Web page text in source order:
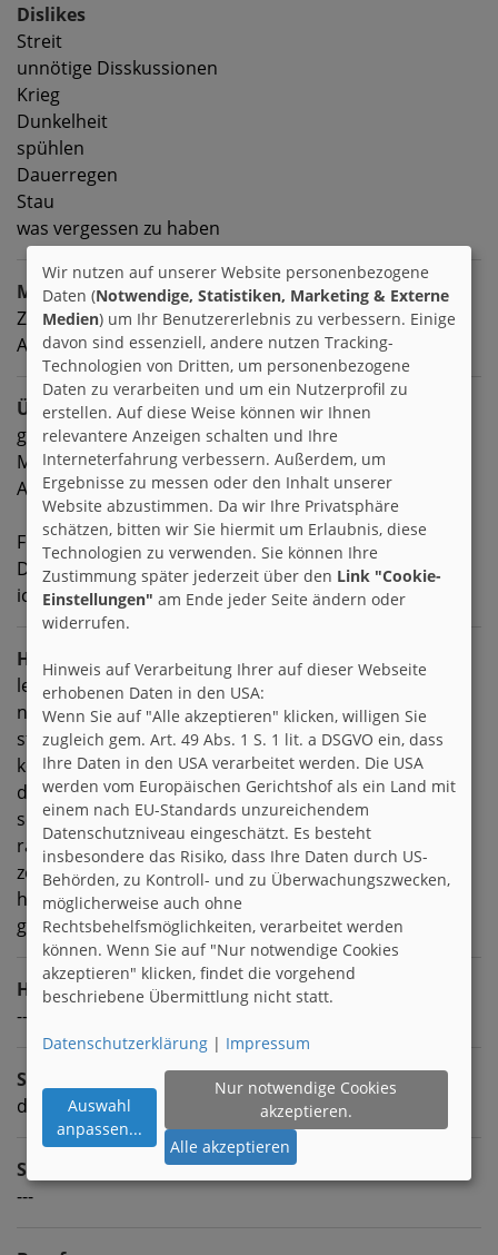
Dislikes
Streit
unnötige Disskussionen
Krieg
Dunkelheit
spühlen
Dauerregen
Stau
was vergessen zu haben
Meine Ziele
Ziele habe ich ne Menge
Aber alle mag ich hier nicht verraten!
Über mich
gibt es bestimmt viel zu erfahren! Und auch ne Menge
Menschen die meinen sie wissen viel über mich!
Aber ob das alles so richtig ist ???
Finde es doch selbst herraus wie ich bin!
Doch eins verrate ich DIr jetzt schon, Langeweilig bin
ich nicht!!! :-P
Hobbies
lesen
nähen
stricken
kochen
dekorieren
schreiben
rad fahren
zeichnen
häkeln
geocaching
Homepage
---
Sprachen
deutsch
Sternzeichen
---
Wir nutzen auf unserer Website personenbezogene
Daten (Notwendige, Statistiken, Marketing & Externe
Medien) um Ihr Benutzererlebnis zu verbessern. Einige
davon sind essenziell, andere nutzen Tracking-
Technologien von Dritten, um personenbezogene
Daten zu verarbeiten und um ein Nutzerprofil zu
erstellen. Auf diese Weise können wir Ihnen
relevantere Anzeigen schalten und Ihre
Interneterfahrung verbessern. Außerdem, um
Ergebnisse zu messen oder den Inhalt unserer
Website abzustimmen. Da wir Ihre Privatsphäre
schätzen, bitten wir Sie hiermit um Erlaubnis, diese
Technologien zu verwenden. Sie können Ihre
Zustimmung später jederzeit über den Link "Cookie-
Einstellungen" am Ende jeder Seite ändern oder
widerrufen.
Hinweis auf Verarbeitung Ihrer auf dieser Webseite
erhobenen Daten in den USA:
Wenn Sie auf "Alle akzeptieren" klicken, willigen Sie
zugleich gem. Art. 49 Abs. 1 S. 1 lit. a DSGVO ein, dass
Ihre Daten in den USA verarbeitet werden. Die USA
werden vom Europäischen Gerichtshof als ein Land mit
einem nach EU-Standards unzureichendem
Datenschutzniveau eingeschätzt. Es besteht
insbesondere das Risiko, dass Ihre Daten durch US-
Behörden, zu Kontroll- und zu Überwachungszwecken,
möglicherweise auch ohne
Rechtsbehelfsmöglichkeiten, verarbeitet werden
können. Wenn Sie auf "Nur notwendige Cookies
akzeptieren" klicken, findet die vorgehend
beschriebene Übermittlung nicht statt.
Datenschutzerklärung | Impressum
Auswahl
anpassen...
Nur notwendige Cookies
akzeptieren.
Alle akzeptieren